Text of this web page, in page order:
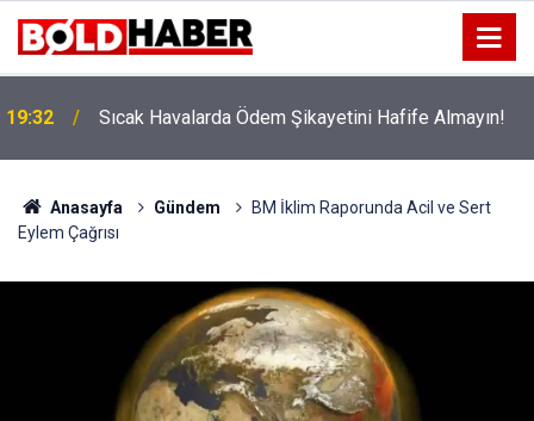
19:32 Sıcak Havalarda Ödem Şikayetini Hafife Almayın!
Anasayfa Gündem
BM İklim Raporunda Acil ve Sert
Eylem Çağrısı